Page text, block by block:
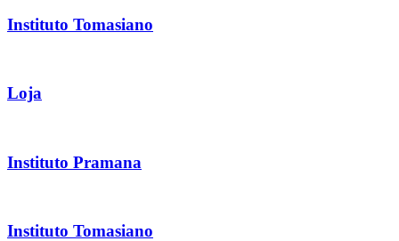
Instituto Tomasiano
Loja
Instituto Pramana
Instituto Tomasiano